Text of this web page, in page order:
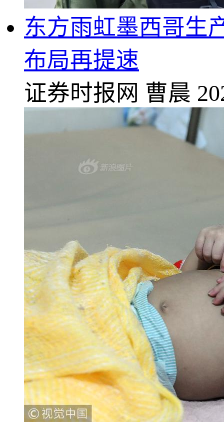
东方雨虹墨西哥生
布局再提速
证券时报网 曹晨